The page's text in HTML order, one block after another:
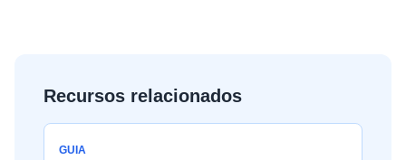
Recursos relacionados
GUIA